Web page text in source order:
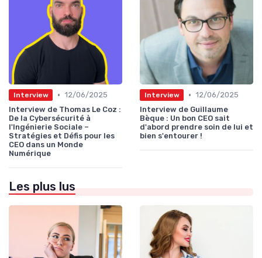
Interview • 12/06/2025
Interview de Thomas Le Coz :
De la Cybersécurité à
l'Ingénierie Sociale –
Stratégies et Défis pour les
CEO dans un Monde
Numérique
Interview • 12/06/2025
Interview de Guillaume
Bèque : Un bon CEO sait
d'abord prendre soin de lui et
bien s'entourer !
Les plus lus